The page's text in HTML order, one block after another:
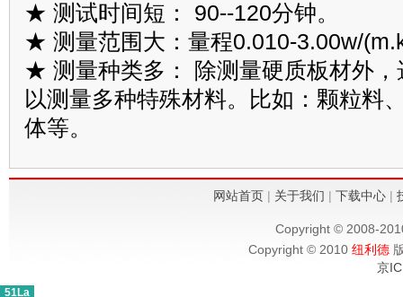
★ 测试时间短： 90--120分钟。
★ 测量范围大：量程0.010-3.00w/
★ 测量种类多： 除测量硬质板材外
以测量多种特殊材料。比如：颗粒料
体等。
网站首页 | 关于我们 | 下载中心 |
Copyright © 2008-
Copyright © 2010 纽利德
京
51La